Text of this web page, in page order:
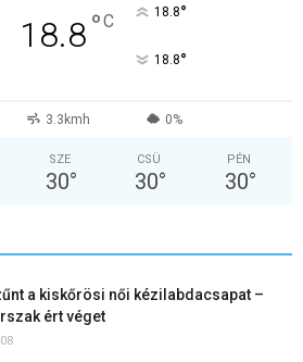
18.8°C 18.8°
18.8°
3.3kmh 0%
SZE
30°
CSÜ
30°
PÉN
30°
a kiskőrösi női kézilabdacsapat –
ért véget